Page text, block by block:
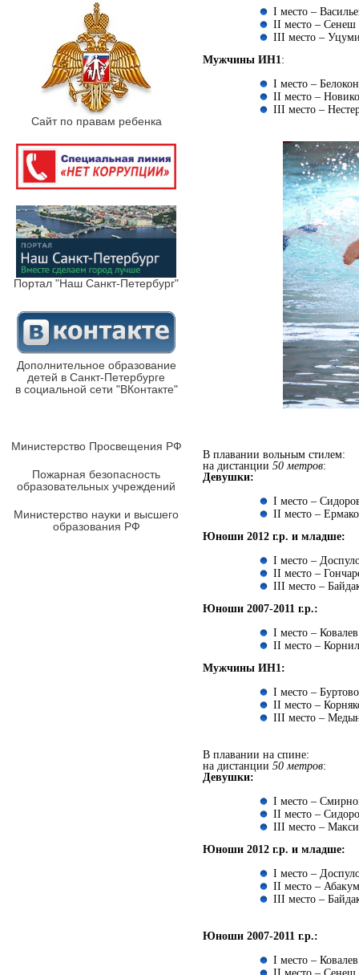
Сайт по правам ребенка
Портал "Наш Санкт-Петербург"
Дополнительное образование
детей в Санкт-Петербурге
в социальной сети "ВКонтакте"
Министерство Просвещения РФ
Пожарная безопасность
образовательных учреждений
Министерство науки и высшего
образования РФ
I место –
II место – Сенеш
III место –
Мужчины ИН1:
I место –
II место –
III место –
В плавании вольным стилем:
на дистанции 50 метров:
Девушки:
I место –
II место –
Юноши 2012 г.р. и младше:
I место –
II место –
III место –
Юноши 2007-2011 г.р.:
I место –
II место –
Мужчины ИН1:
I место –
II место –
III место –
В плавании на спине:
на дистанции 50 метров:
Девушки:
I место –
II место –
III место –
Юноши 2012 г.р. и младше:
I место –
II место –
III место –
Юноши 2007-2011 г.р.:
I место –